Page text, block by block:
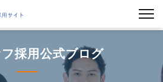
採用公式ブログ